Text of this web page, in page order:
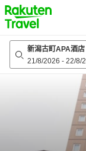
to
top
page
新潟古町APA酒店
21/8/2026 - 22/8/